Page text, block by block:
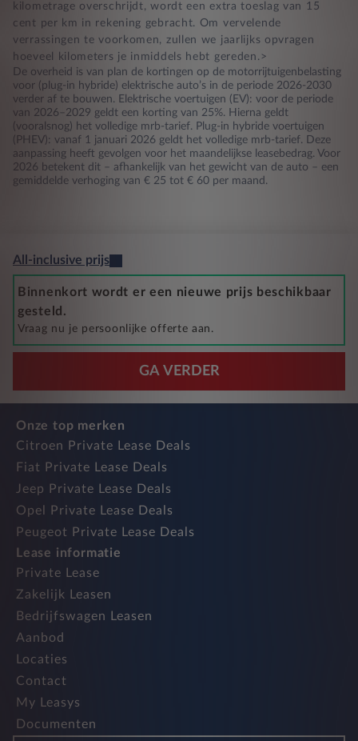
kilometrage overschrijdt, wordt een extra toeslag van 15
cent per km in rekening gebracht. Om vervelende
verrassingen te voorkomen, zullen we jaarlijks opvragen
hoeveel kilometers je inmiddels hebt gereden.>
De overheid is van plan de kortingen op de motorrijtuigenbelasting
voor (plug-in hybride) elektrische auto’s in de periode 2026-2030
verder af te bouwen. Elektrische voertuigen (EV): voor de periode
van 2026–2029 geldt een korting van 25%. Hierna geldt
(vooralsnog) het volledige mrb-tarief. Plug-in hybride voertuigen
(PHEV): vanaf 1 januari 2026 geldt het volledige mrb-tarief. Deze
aanpassing heeft gevolgen voor het maandelijkse leasebedrag. Voor
2026 betekent dit – afhankelijk van het gewicht van de auto – een
gemiddelde verhoging van € 25 tot € 60 per maand.
All-inclusive prijs
Binnenkort wordt er een nieuwe prijs beschikbaar
gesteld.
Vraag nu je persoonlijke offerte aan.
GA VERDER
Onze top merken
Citroen Private Lease Deals
Fiat Private Lease Deals
Jeep Private Lease Deals
Opel Private Lease Deals
Peugeot Private Lease Deals
Lease informatie
Private Lease
Zakelijk Leasen
Bedrijfswagen Leasen
Aanbod
Locaties
Contact
My Leasys
Documenten